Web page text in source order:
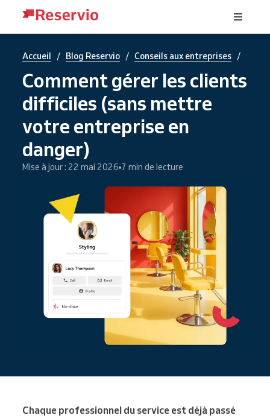
Accueil / Blog Reservio / Conseils aux entreprises /
Comment gérer les clients
difficiles (sans mettre
votre entreprise en
danger)
Mise à jour : 22 mai 2026 7 min de lecture
Chaque professionnel du service est déjà passé